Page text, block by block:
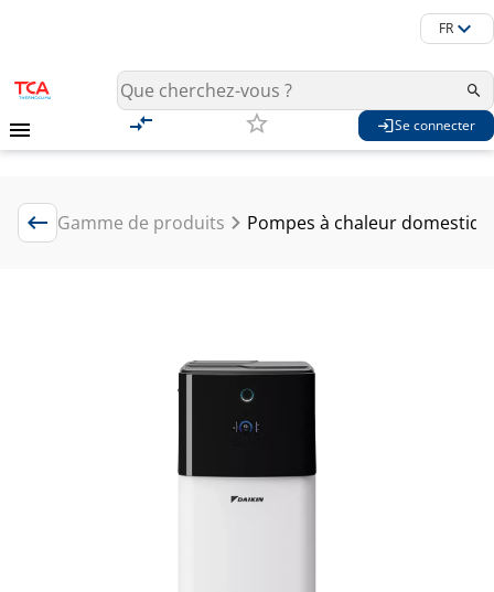
FR
Se connecter
Gamme de produits Pompes à chaleur